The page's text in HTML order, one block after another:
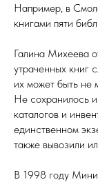
Например, в
книгами пяти
Галина Михеева
утраченных книг
их может быть не
Не сохранилось
каталогов и
единственном
также вывозили
В 1998 году